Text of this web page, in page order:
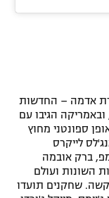
אדמה – החדשות
הגיבו עם
ספונטני מחוץ
לייקרס
ברק אובמה
השונות ועולם
שחקנים תועדו